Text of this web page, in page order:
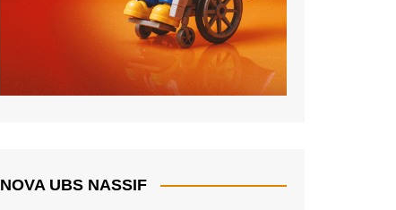
NOVA UBS NASSIF